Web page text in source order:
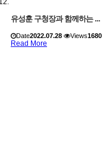
유성훈 구청장과 함께하는 ...
Date2022.07.28 Views1680
Read More